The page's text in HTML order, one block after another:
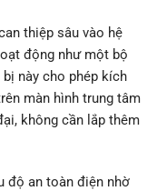
thiệp sâu vào hệ
động như một bộ
này cho phép kích
màn hình trung tâm
không cần lắp thêm
độ an toàn điện nhờ